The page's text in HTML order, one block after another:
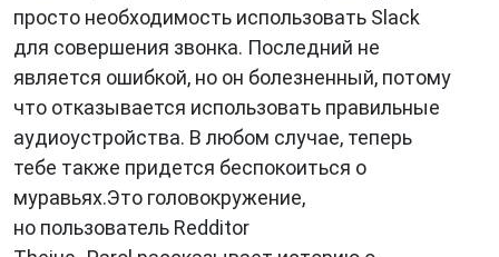
просто необходимость использовать Slack
для совершения звонка. Последний не
является ошибкой, но он болезненный, потому
что отказывается использовать правильные
аудиоустройства. В любом случае, теперь
тебе также придется беспокоиться о
муравьях.Это головокружение,
но пользователь Redditor